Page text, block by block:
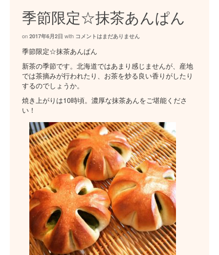
季節限定☆抹茶あんぱん
on 2017年6月2日 with コメントはまだありません
季節限定☆抹茶あんぱん
新茶の季節です。北海道ではあまり感じませんが、産地
では茶摘みが行われたり、お茶を炒る良い香りがしたり
するのでしょうか。
焼き上がりは10時頃。濃厚な抹茶あんをご堪能くださ
い！